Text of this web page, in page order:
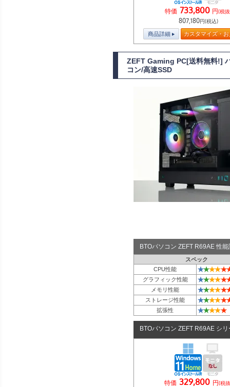
特価 733,800 円(税
807,180円(税込)
商品詳細 カスタマイズ・
ZEFT Gaming PC[送料無料!]
コン/高速SSD
BTOパソコン ZEFT R69AE 性
スペック
CPU性能
★★★★★
グラフィック性能 ★★★★★
メモリ性能 ★★★★★
ストレージ性能 ★★★★★
拡張性 ★★★★★
BTOパソコン ZEFT R69AE シリ
特価 329,800 円(税